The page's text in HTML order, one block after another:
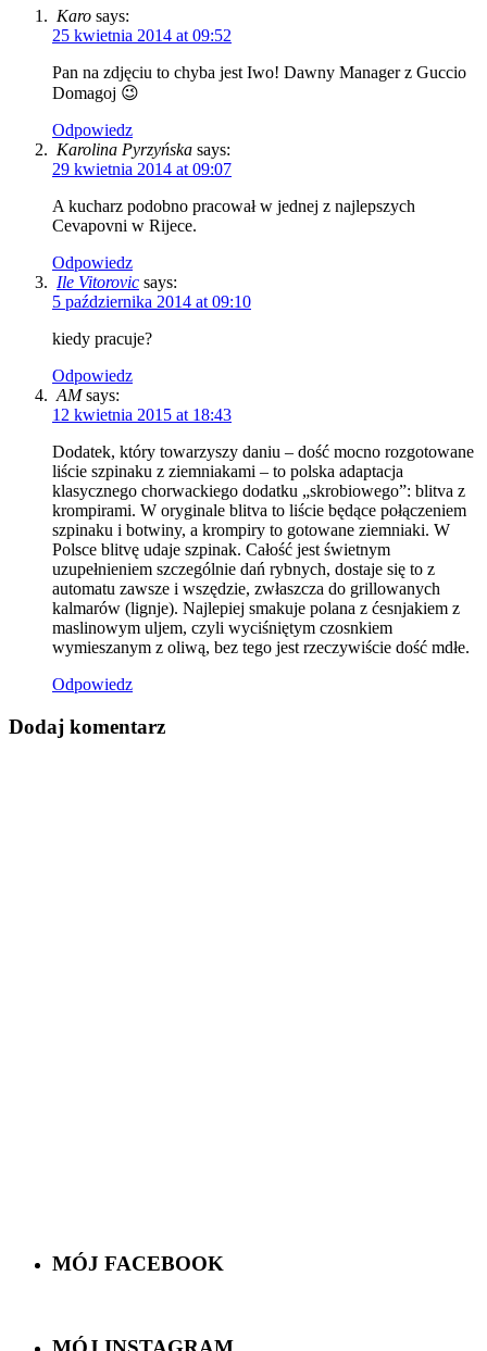
Karo says:
25 kwietnia 2014 at 09:52
Pan na zdjęciu to chyba jest Iwo! Dawny Manager z Guccio
Domagoj 😉
Odpowiedz
Karolina Pyrzyńska says:
29 kwietnia 2014 at 09:07
A kucharz podobno pracował w jednej z najlepszych
Cevapovni w Rijece.
Odpowiedz
Ile Vitorovic says:
5 października 2014 at 09:10
kiedy pracuje?
Odpowiedz
AM says:
12 kwietnia 2015 at 18:43
Dodatek, który towarzyszy daniu – dość mocno rozgotowane
liście szpinaku z ziemniakami – to polska adaptacja
klasycznego chorwackiego dodatku „skrobiowego”: blitva z
krompirami. W oryginale blitva to liście będące połączeniem
szpinaku i botwiny, a krompiry to gotowane ziemniaki. W
Polsce blitvę udaje szpinak. Całość jest świetnym
uzupełnieniem szczególnie dań rybnych, dostaje się to z
automatu zawsze i wszędzie, zwłaszcza do grillowanych
kalmarów (lignje). Najlepiej smakuje polana z ćesnjakiem z
maslinowym uljem, czyli wyciśniętym czosnkiem
wymieszanym z oliwą, bez tego jest rzeczywiście dość mdłe.
Odpowiedz
Dodaj komentarz
MÓJ FACEBOOK